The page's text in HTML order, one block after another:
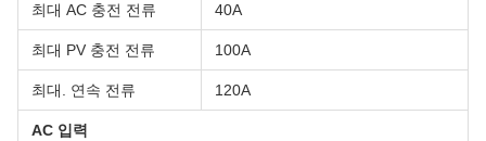
최대 AC 충전 전류 40A
최대 PV 충전 전류 100A
최대. 연속 전류 120A
AC 입력